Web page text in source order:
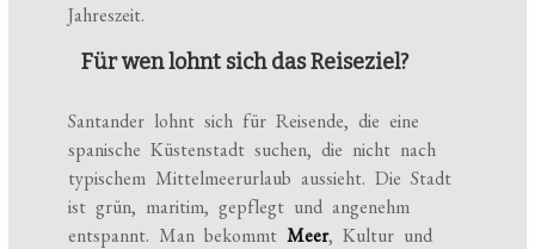
Jahreszeit.
Für wen lohnt sich das Reiseziel?
Santander lohnt sich für Reisende, die eine
spanische Küstenstadt suchen, die nicht nach
typischem Mittelmeerurlaub aussieht. Die Stadt
ist grün, maritim, gepflegt und angenehm
entspannt. Man bekommtMeer, Kultur und